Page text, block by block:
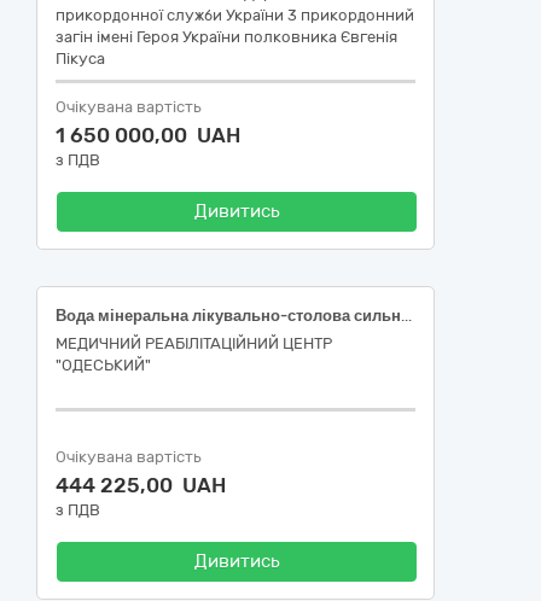
прикордонної служби України 3 прикордонний
загін імені Героя України полковника Євгенія
Пікуса
Очікувана вартість
1 650 000,00 UAH
з ПДВ
Дивитись
Вода мінеральна лікувально-столова сильногазована 0,5 л, ПЕТ-пляшка; Вода мінеральна лікувально-столова негазована 0,5 л, ПЕТ-пляшка
МЕДИЧНИЙ РЕАБІЛІТАЦІЙНИЙ ЦЕНТР
"ОДЕСЬКИЙ"
Очікувана вартість
444 225,00 UAH
з ПДВ
Дивитись